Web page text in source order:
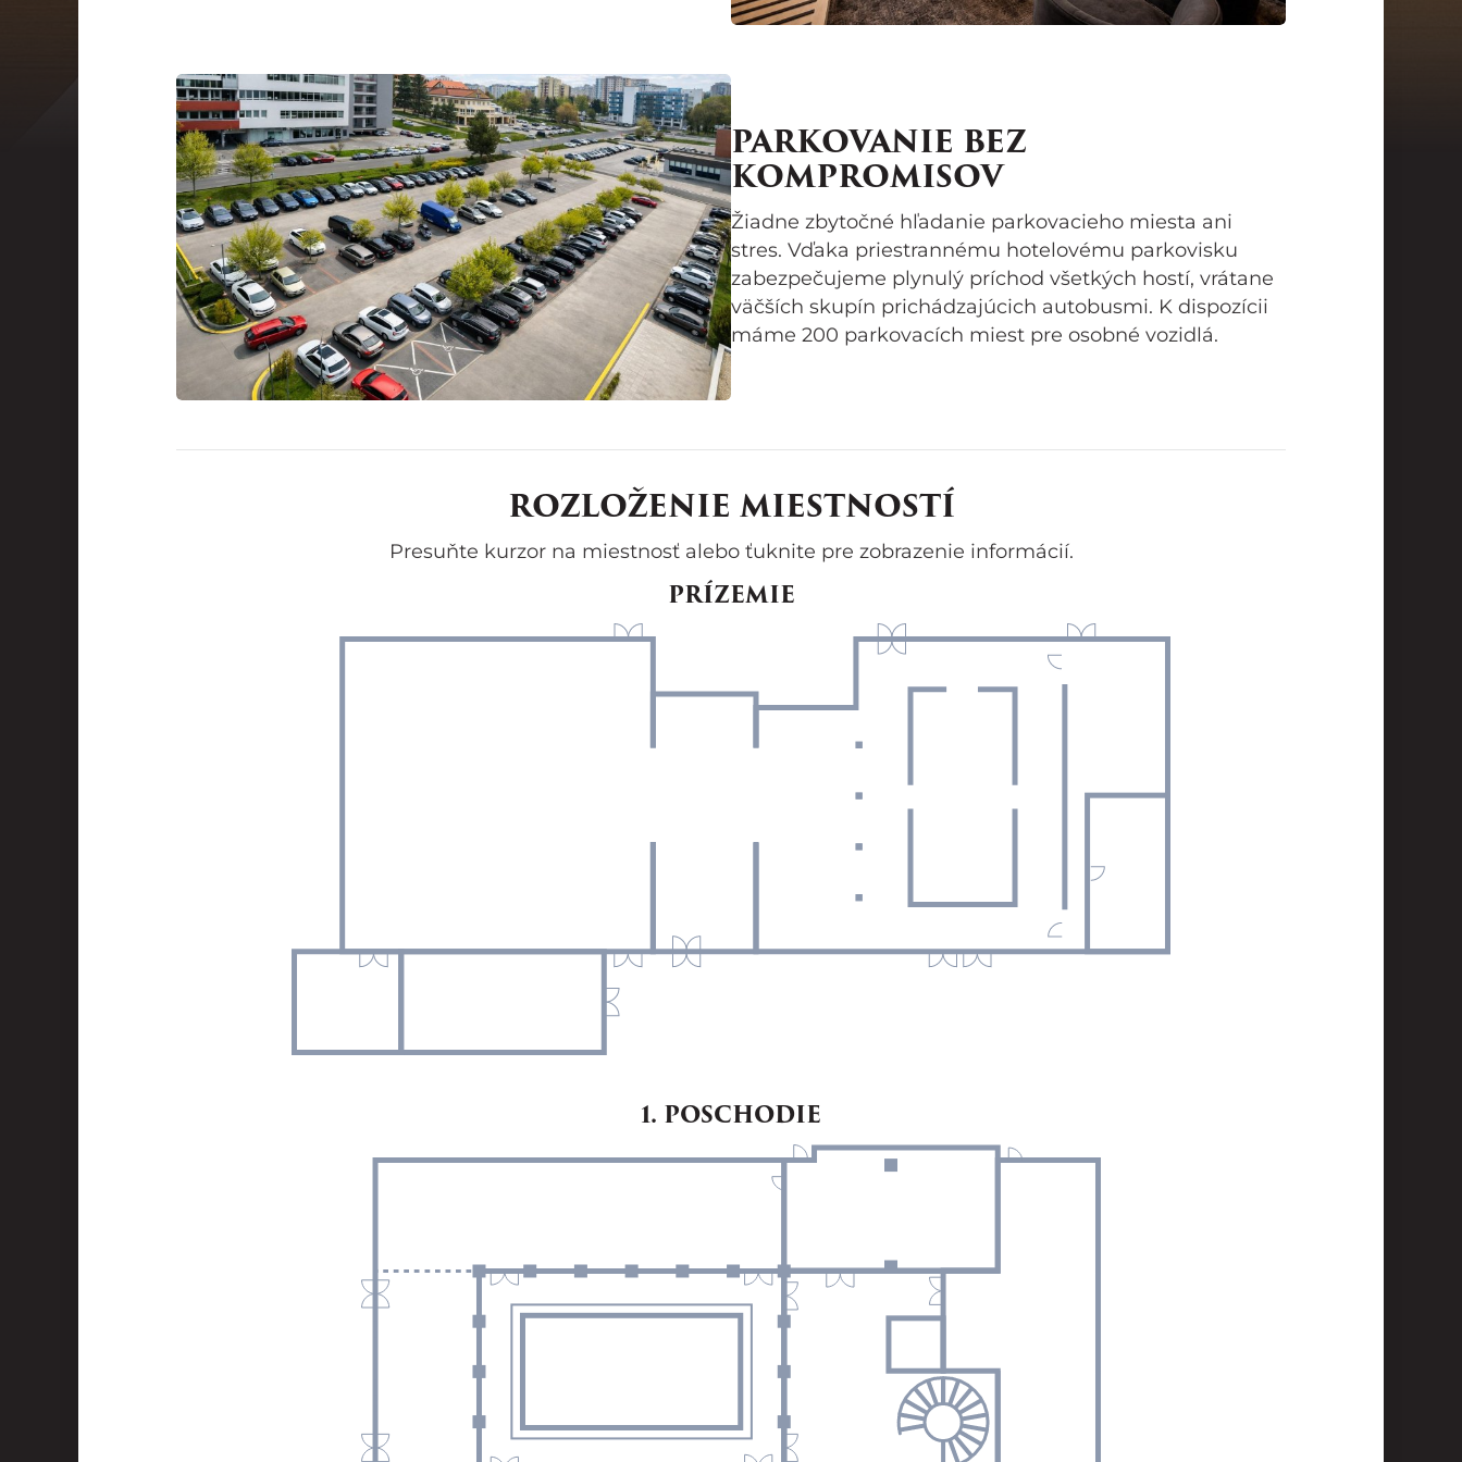
PARKOVANIE BEZ
KOMPROMISOV
Žiadne zbytočné hľadanie parkovacieho miesta ani
stres. Vďaka priestrannému hotelovému parkovisku
zabezpečujeme plynulý príchod všetkých hostí, vrátane
väčších skupín prichádzajúcich autobusmi. K dispozícii
máme 200 parkovacích miest pre osobné vozidlá.
ROZLOŽENIE MIESTNOSTÍ
Presuňte kurzor na miestnosť alebo ťuknite pre zobrazenie informácií.
PRÍZEMIE
1. POSCHODIE